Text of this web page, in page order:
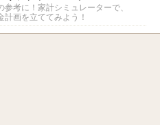
考に！家計シミュレーターで、
計画を立ててみよう！